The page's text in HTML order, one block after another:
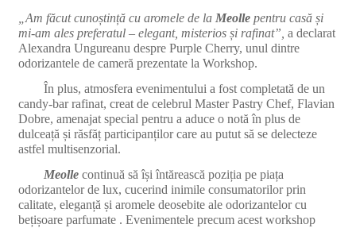
„Am făcut cunoștință cu aromele de la Meolle pentru casă și
mi-am ales preferatul – elegant, misterios și rafinat”, a declarat
Alexandra Ungureanu despre Purple Cherry, unul dintre
odorizantele de cameră prezentate la Workshop.
În plus, atmosfera evenimentului a fost completată de un
candy-bar rafinat, creat de celebrul Master Pastry Chef, Flavian
Dobre, amenajat special pentru a aduce o notă în plus de
dulceață și răsfăț participanților care au putut să se delecteze
astfel multisenzorial.
Meolle continuă să își întărească poziția pe piața
odorizantelor de lux, cucerind inimile consumatorilor prin
calitate, eleganță și aromele deosebite ale odorizantelor cu
bețișoare parfumate . Evenimentele precum acest workshop